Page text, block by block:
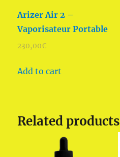
Arizer Air 2 –
Vaporisateur Portable
230,00€
Add to cart
Related products